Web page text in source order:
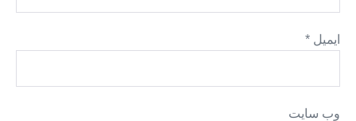
ایمیل *
وب‌ سایت